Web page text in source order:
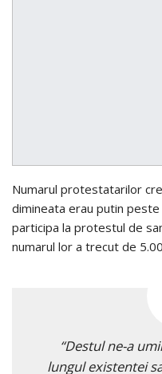
Numarul protestatarilor
dimineata erau putin
participa la protestul de
numarul lor a trecut de
“Destul ne-a
lungul existentei